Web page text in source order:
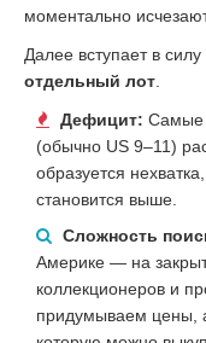
моментально
Далее вступает в
отдельный лот
Дефицит: Самые
(обычно US 9–11)
образуется
становится выше.
Сложность
Америке — на
коллекционеров и
придумываем цены,